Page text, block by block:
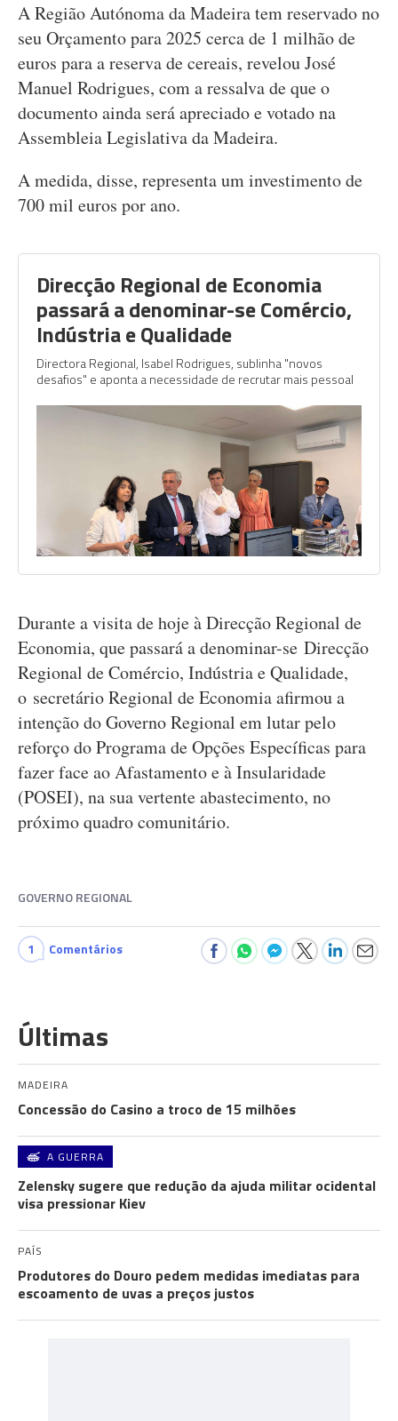
A Região Autónoma da Madeira tem reservado no
seu Orçamento para 2025 cerca de 1 milhão de
euros para a reserva de cereais, revelou José
Manuel Rodrigues, com a ressalva de que o
documento ainda será apreciado e votado na
Assembleia Legislativa da Madeira.
A medida, disse, representa um investimento de
700 mil euros por ano.
Direcção Regional de Economia
passará a denominar-se Comércio,
Indústria e Qualidade
Directora Regional, Isabel Rodrigues, sublinha "novos
desafios" e aponta a necessidade de recrutar mais pessoal
Durante a visita de hoje à Direcção Regional de
Economia, que passará a denominar-se Direcção
Regional de Comércio, Indústria e Qualidade,
o secretário Regional de Economia afirmou a
intenção do Governo Regional em lutar pelo
reforço do Programa de Opções Específicas para
fazer face ao Afastamento e à Insularidade
(POSEI), na sua vertente abastecimento, no
próximo quadro comunitário.
GOVERNO REGIONAL
1 Comentários
Últimas
MADEIRA
Concessão do Casino a troco de 15 milhões
A GUERRA
Zelensky sugere que redução da ajuda militar ocidental
visa pressionar Kiev
PAÍS
Produtores do Douro pedem medidas imediatas para
escoamento de uvas a preços justos